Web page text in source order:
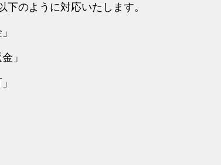
のように対応いたします。
」